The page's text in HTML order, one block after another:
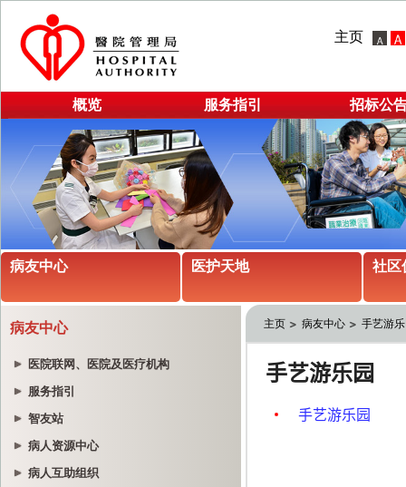
主页
概览 服务指引 招标公
病友中心 医护天地 社区
病友中心
医院联网、医院及医疗机构
服务指引
智友站
病人资源中心
病人互助组织
主页 病友中心 手艺游